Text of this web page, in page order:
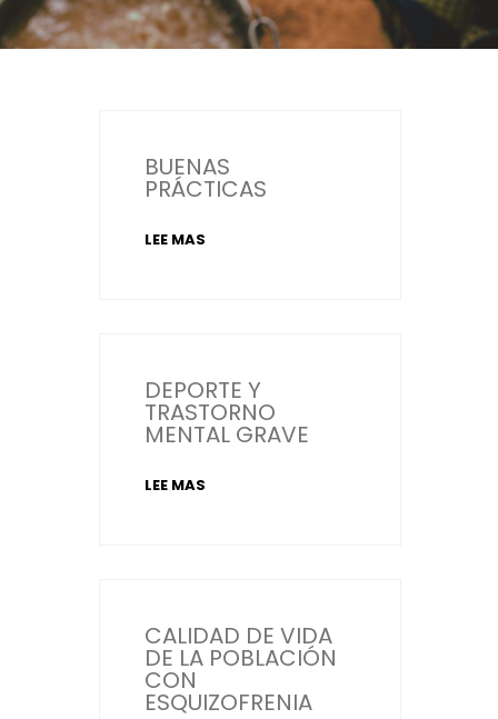
BUENAS
PRÁCTICAS
LEE MAS
DEPORTE Y
TRASTORNO
MENTAL GRAVE
LEE MAS
CALIDAD DE VIDA
DE LA POBLACIÓN
CON
ESQUIZOFRENIA